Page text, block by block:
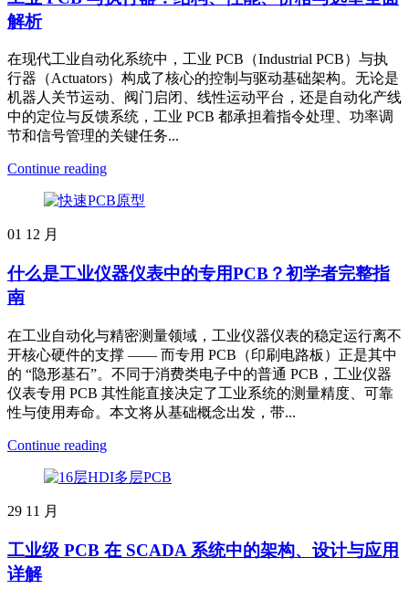
解析
在现代工业自动化系统中，工业 PCB（Industrial PCB）与执
行器（Actuators）构成了核心的控制与驱动基础架构。无论是
机器人关节运动、阀门启闭、线性运动平台，还是自动化产线
中的定位与反馈系统，工业 PCB 都承担着指令处理、功率调
节和信号管理的关键任务...
Continue reading
01 12 月
什么是工业仪器仪表中的专用PCB？初学者完整指
南
在工业自动化与精密测量领域，工业仪器仪表的稳定运行离不
开核心硬件的支撑 —— 而专用 PCB（印刷电路板）正是其中
的 “隐形基石”。不同于消费类电子中的普通 PCB，工业仪器
仪表专用 PCB 其性能直接决定了工业系统的测量精度、可靠
性与使用寿命。本文将从基础概念出发，带...
Continue reading
29 11 月
工业级 PCB 在 SCADA 系统中的架构、设计与应用
详解